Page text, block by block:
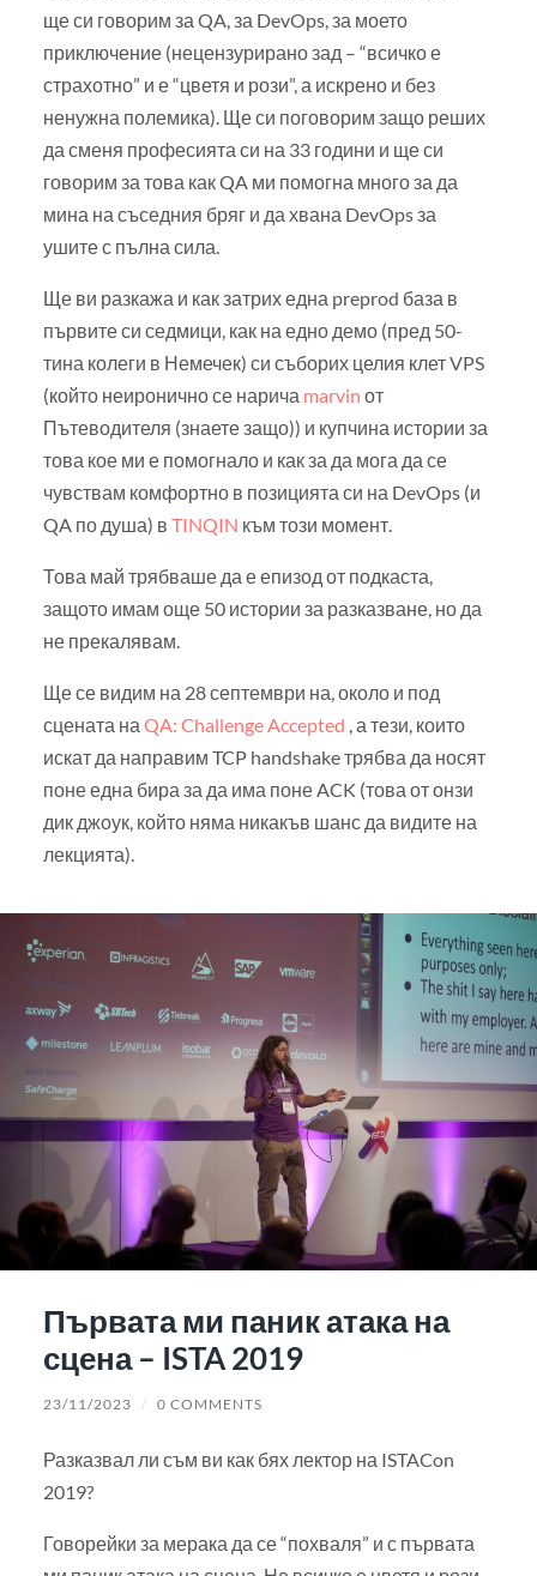
ще си говорим за QA, за DevOps, за моето
приключение (нецензурирано зад – “всичко е
страхотно” и е “цветя и рози”, а искрено и без
ненужна полемика). Ще си поговорим защо реших
да сменя професията си на 33 години и ще си
говорим за това как QA ми помогна много за да
мина на съседния бряг и да хвана DevOps за
ушите с пълна сила.
Ще ви разкажа и как затрих една preprod база в
първите си седмици, как на едно демо (пред 50-
тина колеги в Немечек) си съборих целия клет VPS
(който неиронично се нарича marvin от
Пътеводителя (знаете защо)) и купчина истории за
това кое ми е помогнало и как за да мога да се
чувствам комфортно в позицията си на DevOps (и
QA по душа) в TINQIN към този момент.
Това май трябваше да е епизод от подкаста,
защото имам още 50 истории за разказване, но да
не прекалявам.
Ще се видим на 28 септември на, около и под
сцената на QA: Challenge Accepted , а тези, които
искат да направим TCP handshake трябва да носят
поне една бира за да има поне ACK (това от онзи
дик джоук, който няма никакъв шанс да видите на
лекцията).
Първата ми паник атака на
сцена – ISTA 2019
23/11/2023 / 0 COMMENTS
Разказвал ли съм ви как бях лектор на ISTACon
2019?
Говорейки за мерака да се “похваля” и с първата